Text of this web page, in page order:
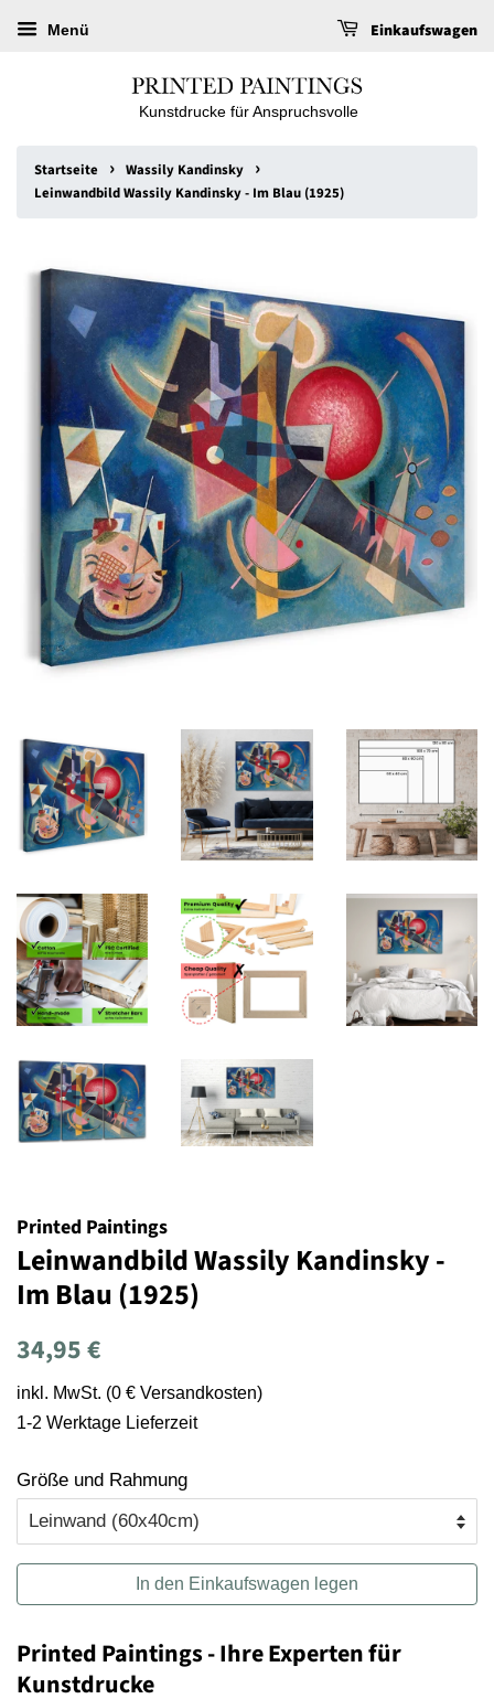
Menü Einkaufswagen
Kunstdrucke für Anspruchsvolle
Startseite › Wassily Kandinsky ›
Leinwandbild Wassily Kandinsky - Im Blau (1925)
Printed Paintings
Leinwandbild Wassily Kandinsky -
Im Blau (1925)
Normaler
34,95 €
inkl. MwSt. (0 € Versandkosten)
1-2 Werktage Lieferzeit
Größe und Rahmung
In den Einkaufswagen legen
Printed Paintings - Ihre Experten für
Kunstdrucke